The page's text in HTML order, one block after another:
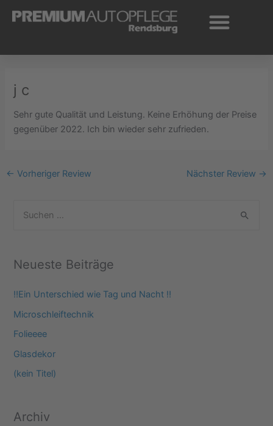
Inhalt
j c
Sehr gute Qualität und Leistung. Keine Erhöhung der Preise
gegenüber 2022. Ich bin wieder sehr zufrieden.
← Vorheriger Review Nächster Review →
h
e
c
h
Neueste Beiträge
‼️Ein Unterschied wie Tag und Nacht ‼️
Microschleiftechnik
Folieeee
Glasdekor
(kein Titel)
Archiv